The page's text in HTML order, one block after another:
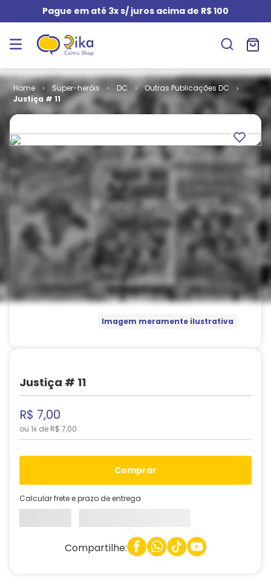
Pague em até 3x s/ juros acima de R$ 100
Super-heróis DC
Outras Publicações DC
Justiça # 11
Imagem meramente ilustrativa
Justiça # 11
R$ 7,00
ou 1x de R$ 7,00
comprar
Calcular frete e prazo de entrega
Compartilhe: